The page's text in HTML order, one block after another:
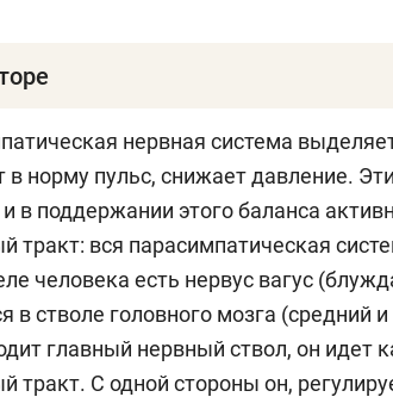
председатель общества
Сайфутдинов создал в науке новое
резонанса в медицине,
и 96 в международной печати,
36 учебно-методических
и патентов на изобретения и 23
год) Сайфутдинов проработал
нервная система
в норму пульс, снижает давление.
в поддержании этого баланса
тракт: вся парасимпатическая
человека есть нервус вагус
в стволе головного мозга (средний
главный нервный ствол, он идет
тракт. С одной стороны он,